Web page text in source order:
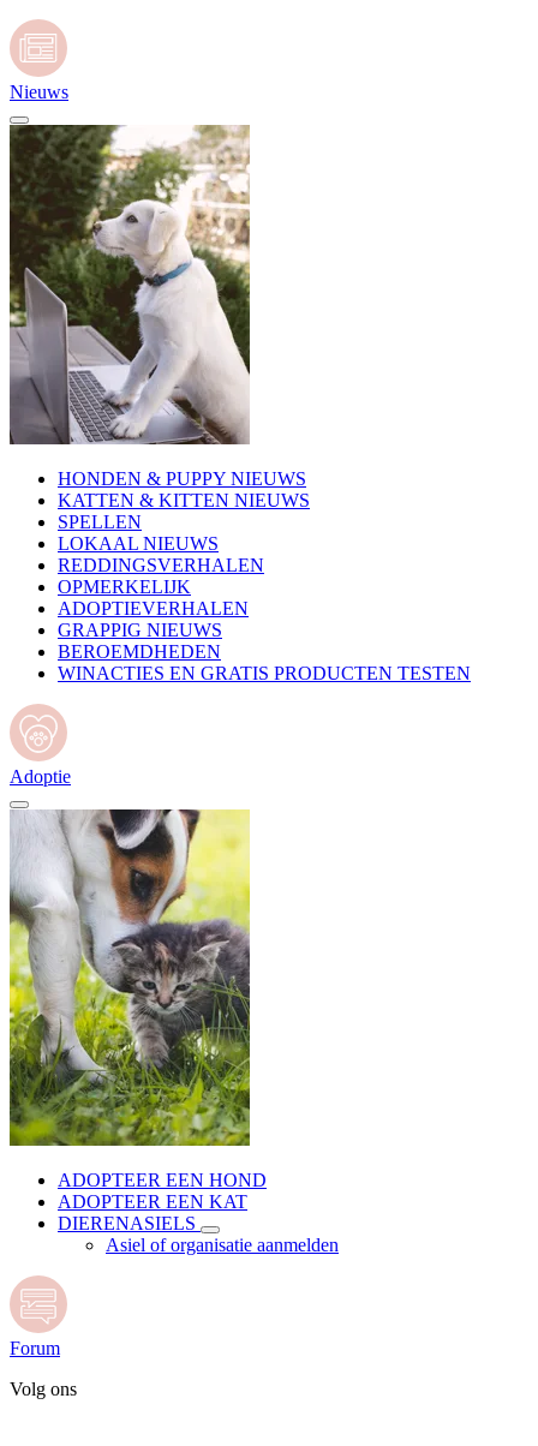
Nieuws
HONDEN & PUPPY NIEUWS
KATTEN & KITTEN NIEUWS
SPELLEN
LOKAAL NIEUWS
REDDINGSVERHALEN
OPMERKELIJK
ADOPTIEVERHALEN
GRAPPIG NIEUWS
BEROEMDHEDEN
WINACTIES EN GRATIS PRODUCTEN TESTEN
Adoptie
ADOPTEER EEN HOND
ADOPTEER EEN KAT
DIERENASIELS
Asiel of organisatie aanmelden
Forum
Volg ons